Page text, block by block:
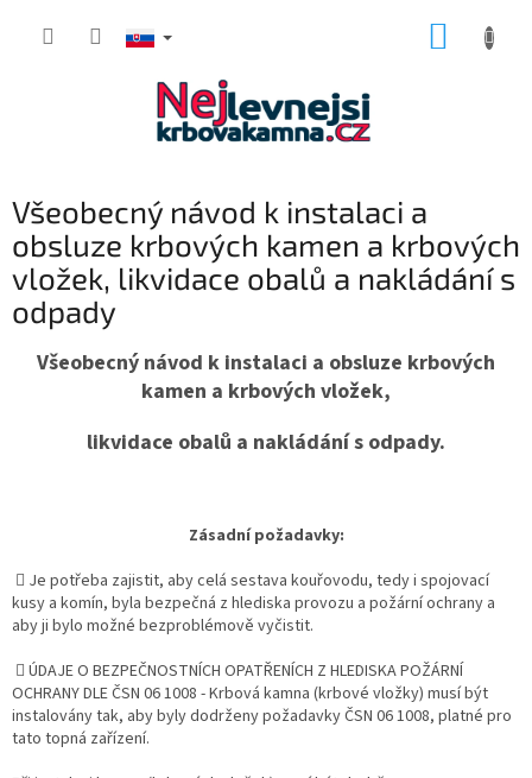
Všeobecný návod k instalaci a
obsluze krbových kamen a krbových
vložek, likvidace obalů a nakládání s
odpady
Všeobecný návod k instalaci a obsluze krbových
kamen a krbových vložek,
likvidace obalů a nakládání s odpady.
Zásadní požadavky:
 Je potřeba zajistit, aby celá sestava kouřovodu, tedy i spojovací
kusy a komín, byla bezpečná z hlediska provozu a požární ochrany a
aby ji bylo možné bezproblémově vyčistit.
 ÚDAJE O BEZPEČNOSTNÍCH OPATŘENÍCH Z HLEDISKA POŽÁRNÍ
OCHRANY DLE ČSN 06 1008 - Krbová kamna (krbové vložky) musí být
instalovány tak, aby byly dodrženy požadavky ČSN 06 1008, platné pro
tato topná zařízení.